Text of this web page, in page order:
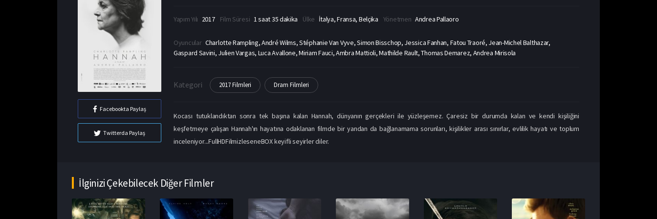
Facebookta Paylaş
Twitterda Paylaş
Yapım Yılı 2017 Film Süresi 1 saat 35 dakika Ülke İtalya, Fransa, Belçika Yönetmen Andrea Pallaoro
Oyuncular Charlotte Rampling, André Wilms, Stéphanie Van Vyve, Simon Bisschop, Jessica Fanhan, Fatou Traoré, Jean-Michel Balthazar,
Gaspard Savini, Julien Vargas, Luca Avallone, Miriam Fauci, Ambra Mattioli, Mathilde Rault, Thomas Demarez, Andrea Mirisola
Kategori 2017 Filmleri Dram Filmleri
Kocası tutuklandıktan sonra tek başına kalan Hannah, dünyanın gerçekleri ile yüzleşemez. Çaresiz bir durumda kalan ve kendi kişiliğini
keşfetmeye çalışan Hannah'ın hayatına odaklanan filmde bir yandan da bağlanamama sorunları, kişilikler arası sınırlar, evlilik hayatı ve toplum
inceleniyor...FullHDFilmizleseneBOX keyifli seyirler diler.
İlginizi Çekebilecek Diğer Filmler